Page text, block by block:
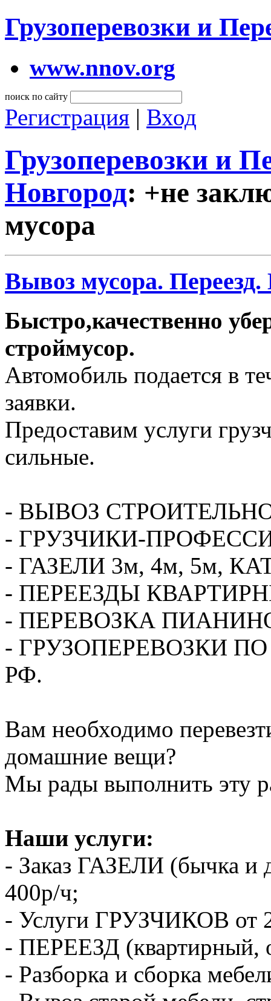
Грузоперевозки и
www.nnov.org
поиск по сайту
Регистрация | Вход
Грузоперевозки и
Новгород: +не
мусора
Вывоз мусора.
Быстро,качественно
строймусор.
Автомобиль подается в
заявки.
Предоставим услуги
сильные.
- ВЫВОЗ
- ГРУЗЧИКИ-
- ГАЗЕЛИ 3м, 4м, 5м,
- ПЕРЕЕЗДЫ
- ПЕРЕВОЗКА
- ГРУЗОПЕРЕВОЗКИ
РФ.
Вам необходимо
домашние вещи?
Мы рады выполнить эту
Наши услуги:
- Заказ ГАЗЕЛИ (бычка и
400р/ч;
- Услуги ГРУЗЧИКОВ от
- ПЕРЕЕЗД (квартирный,
- Разборка и сборка